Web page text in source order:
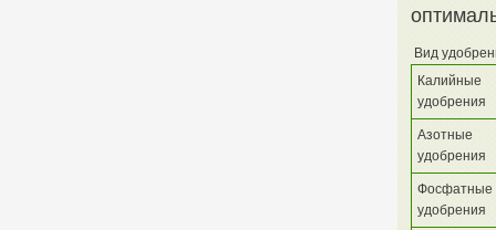
Вид
Калийные
удобрения
Азотные
удобрения
Фосфатные
удобрения